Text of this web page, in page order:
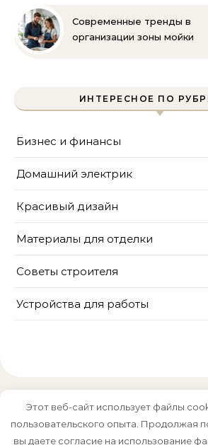
Современные тренды в
организации зоны мойки
ИНТЕРЕСНОЕ ПО
Бизнес и финансы
Домашний электрик
Красивый дизайн
Материалы для отделки
Советы строителя
Устройства для работы
Тема Graceful от Optima
Этот веб-сайт использует файлы
пользовательского опыта. Продолжая
вы даете согласие на использование